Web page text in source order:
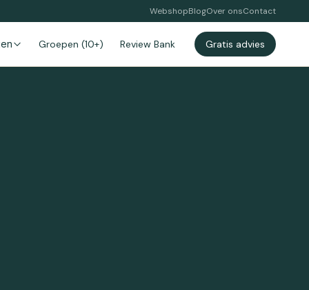
WebshopBlogOver onsContact
Groepen (10+) Review Bank Gratis advies